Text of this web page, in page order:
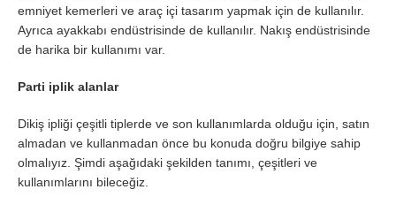
emniyet kemerleri ve araç içi tasarım yapmak için de kullanılır.
Ayrıca ayakkabı endüstrisinde de kullanılır. Nakış endüstrisinde
de harika bir kullanımı var.
Parti iplik alanlar
Dikiş ipliği çeşitli tiplerde ve son kullanımlarda olduğu için, satın
almadan ve kullanmadan önce bu konuda doğru bilgiye sahip
olmalıyız. Şimdi aşağıdaki şekilden tanımı, çeşitleri ve
kullanımlarını bileceğiz.